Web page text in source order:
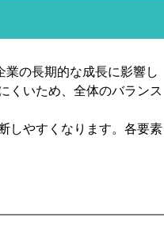
の長期的な成長に影響し
くいため、全体のバランス
しやすくなります。各要素